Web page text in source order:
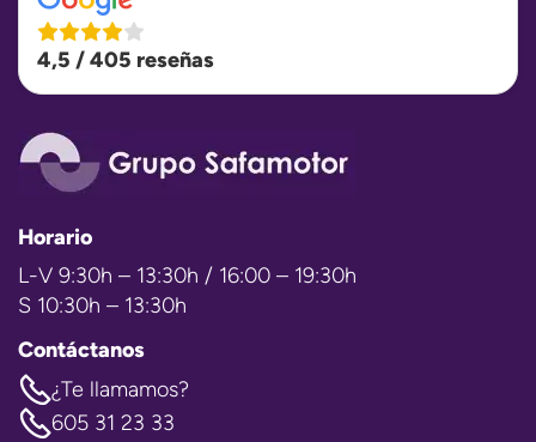
4,5 / 405 reseñas
Horario
L-V 9:30h – 13:30h / 16:00 – 19:30h
S 10:30h – 13:30h
Contáctanos
¿Te llamamos?
605 31 23 33